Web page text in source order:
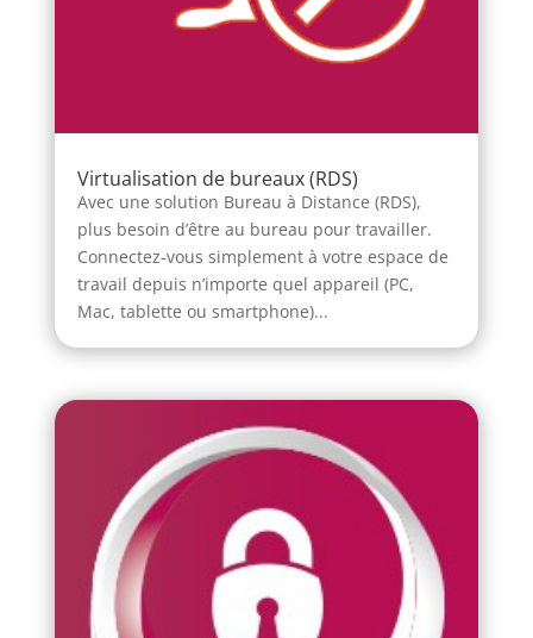
Virtualisation de bureaux (RDS)
Avec une solution Bureau à Distance (RDS),
plus besoin d’être au bureau pour travailler.
Connectez-vous simplement à votre espace de
travail depuis n’importe quel appareil (PC,
Mac, tablette ou smartphone)...